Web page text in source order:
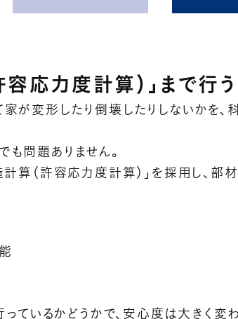
応力度計算）」まで行
が変形したり倒壊したりしないかを
問題ありません。
計算（許容応力度計算）」を採用し、
ているかどうかで、安心度は大きく変